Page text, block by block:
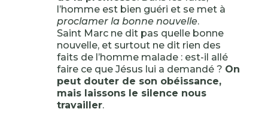
l’homme est bien guéri et se met à
proclamer la bonne nouvelle.
Saint Marc ne dit pas quelle bonne
nouvelle, et surtout ne dit rien des
faits de l’homme malade : est-il allé
faire ce que Jésus lui a demandé ? On
peut douter de son obéissance,
mais laissons le silence nous
travailler.